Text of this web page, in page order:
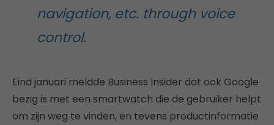
navigation, etc. through voice
control.
Eind januari meldde Business Insider dat ook Google
bezig is met een smartwatch die de gebruiker helpt
om zijn weg te vinden, en tevens productinformatie